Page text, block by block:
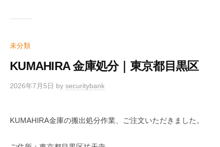
未分類
KUMAHIRA 金庫処分｜東京都目黒区
2026年7月5日 by securitybank
KUMAHIRA金庫の搬出処分作業、ご注文いただきました。